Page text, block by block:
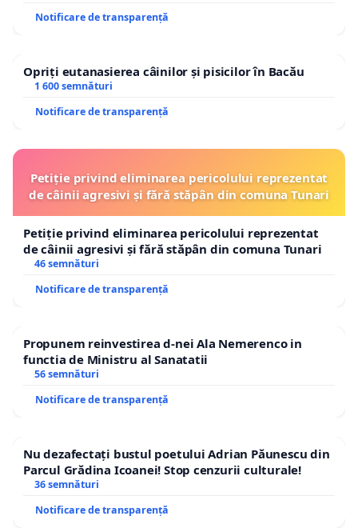
Notificare de transparență
Opriți eutanasierea câinilor și pisicilor în Bacău
1 600 semnături
Notificare de transparență
Petiție privind eliminarea pericolului reprezentat
de câinii agresivi și fără stăpân din comuna Tunari
Petiție privind eliminarea pericolului reprezentat
de câinii agresivi și fără stăpân din comuna Tunari
46 semnături
Notificare de transparență
Propunem reinvestirea d-nei Ala Nemerenco in
functia de Ministru al Sanatatii
56 semnături
Notificare de transparență
Nu dezafectați bustul poetului Adrian Păunescu din
Parcul Grădina Icoanei! Stop cenzurii culturale!
36 semnături
Notificare de transparență